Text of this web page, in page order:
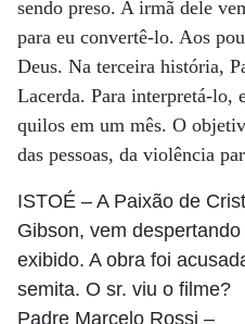
sendo preso. A irmã dele
para eu convertê-lo. Aos
Deus. Na terceira história,
Lacerda. Para interpretá-lo,
quilos em um mês. O
das pessoas, da violência
ISTOÉ – A Paixão de
Gibson, vem
exibido. A obra foi
semita. O sr. viu o filme?
Padre Marcelo Rossi –